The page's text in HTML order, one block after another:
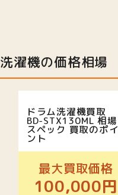
洗濯機の価格相場
ドラム洗濯機買取
BD-STX130ML 相場
スペック 買取のポイ
ント
最大買取価格
100,000円